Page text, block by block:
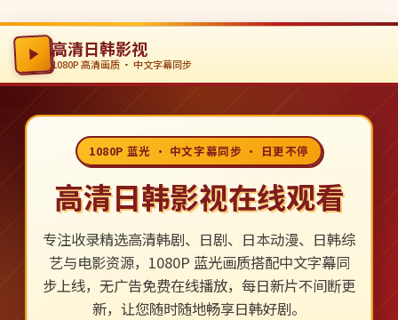
高清日韩影视
1080P 高清画质 · 中文字幕同步
1080P 蓝光 · 中文字幕同步 · 日更不停
高清日韩影视在线观看
专注收录精选高清韩剧、日剧、日本动漫、日韩综
艺与电影资源，1080P 蓝光画质搭配中文字幕同
步上线，无广告免费在线播放，每日新片不间断更
新，让您随时随地畅享日韩好剧。